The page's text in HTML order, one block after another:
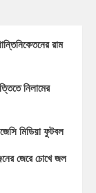
রাম
নিলামের
মিডিয়া ফুটবল
জেরে চোখে জল